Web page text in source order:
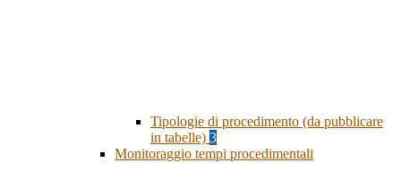
Tipologie di procedimento (da pubblicare
in tabelle) 3
Monitoraggio tempi procedimentali